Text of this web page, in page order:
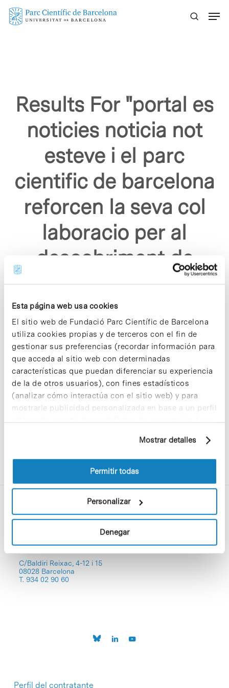
Esta página web usa cookies
El sitio web de Fundació Parc Científic de Barcelona
utiliza cookies propias y de terceros con el fin de
gestionar sus preferencias (recordar información para
que acceda al sitio web con determinadas
características que puedan diferenciar su experiencia
de la de otros usuarios), con fines estadísticos
(analizar cómo interactúa con el sitio web) y para
mostrarle publicidad personalizada en base a un perfil
elaborado a partir de sus hábitos de navegación (por
información sobre las cookies puede consultar
la Política de cookies del sitio web.
Mostrar detalles
Permitir todas
Personalizar
Denegar
Skip
Results For "portal es
noticies noticia not
esteve i el parc
cientific de barcelona
reforcen la seva col
laboracio per al
descobriment de
nous analgesics"
Sorry, no results were found.
Please try again with different keywords.
C/Baldiri Reixac, 4-12 i 15
08028 Barcelona
T. 934 02 90 60
Perfil del contratante